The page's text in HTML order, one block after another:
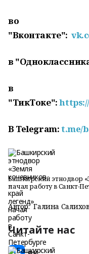
во
"Вконтакте":
в
в
"ТикТоке":
В Telegram:t.me/
Башкирский этнодвор
начал работу в Санкт-
Автор: Галина
Читайте нас